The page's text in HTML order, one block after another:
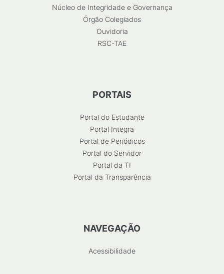
Núcleo de Integridade e Governança
Órgão Colegiados
Ouvidoria
RSC-TAE
PORTAIS
Portal do Estudante
Portal Integra
Portal de Periódicos
Portal do Servidor
Portal da TI
Portal da Transparência
NAVEGAÇÃO
Acessibilidade